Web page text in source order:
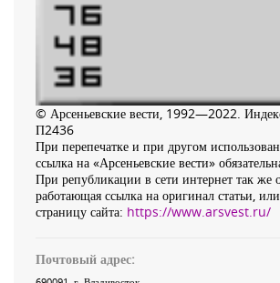
© Арсеньевские вести, 1992—2022.
П2436
При перепечатке и при другом
ссылка на «Арсеньевские вести»
При републикации в сети интернет так же
работающая ссылка на оригинал статьи,
страницу сайта: https://www.arsvest.ru/
Почтовый адрес: